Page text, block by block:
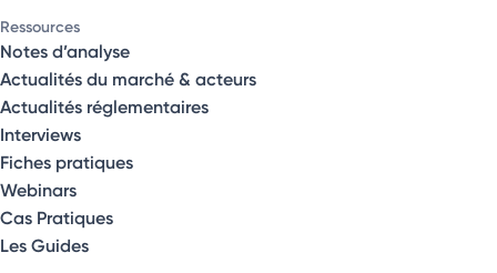
Ressources
Notes d’analyse
Actualités du marché & acteurs
Actualités réglementaires
Interviews
Fiches pratiques
Webinars
Cas Pratiques
Les Guides